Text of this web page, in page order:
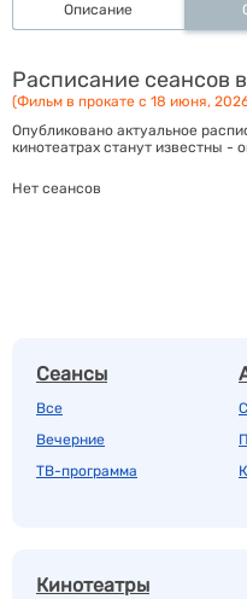
Описание
Расписание сеансов
(Фильм в прокате с 18 июня,
Опубликовано актуальное
кинотеатрах станут известны -
Нет сеансов
Сеансы
Все
Вечерние
ТВ-программа
Кинотеатры